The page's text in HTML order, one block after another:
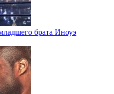
брата Иноуэ